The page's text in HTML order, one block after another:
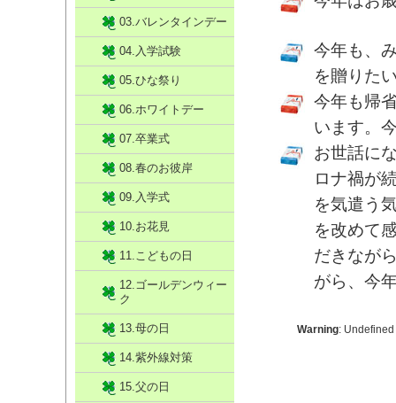
今年も、
を贈りた
今年も帰
います。
お世話に
ロナ禍が
を気遣う
を改めて
だきなが
がら、今
Warning:
03.バレンタインデー
04.入学試験
05.ひな祭り
06.ホワイトデー
07.卒業式
08.春のお彼岸
09.入学式
10.お花見
11.こどもの日
12.ゴールデンウィー
ク
13.母の日
14.紫外線対策
15.父の日